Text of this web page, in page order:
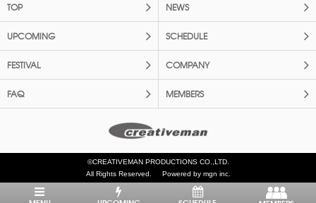
TOP NEWS
UPCOMING SCHEDULE
FESTIVAL COMPANY
FAQ MEMBERS
©CREATIVEMAN PRODUCTIONS CO.,LTD.
All Rights Reserved.
Powered by mgn inc.